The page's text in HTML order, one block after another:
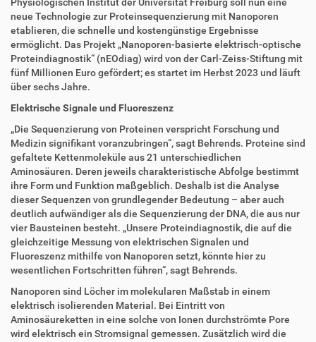
neue Technologie zur Proteinsequenzierung mit Nanoporen
etablieren, die schnelle und kostengünstige Ergebnisse
ermöglicht. Das Projekt „Nanoporen-basierte elektrisch-optische
Proteindiagnostik“ (nEOdiag) wird von der Carl-Zeiss-Stiftung mit
fünf Millionen Euro gefördert; es startet im Herbst 2023 und läuft
über sechs Jahre.
Elektrische Signale und Fluoreszenz
„Die Sequenzierung von Proteinen verspricht Forschung und
Medizin signifikant voranzubringen“, sagt Behrends. Proteine sind
gefaltete Kettenmoleküle aus 21 unterschiedlichen
Aminosäuren. Deren jeweils charakteristische Abfolge bestimmt
ihre Form und Funktion maßgeblich. Deshalb ist die Analyse
dieser Sequenzen von grundlegender Bedeutung – aber auch
deutlich aufwändiger als die Sequenzierung der DNA, die aus nur
vier Bausteinen besteht. „Unsere Proteindiagnostik, die auf die
gleichzeitige Messung von elektrischen Signalen und
Fluoreszenz mithilfe von Nanoporen setzt, könnte hier zu
wesentlichen Fortschritten führen“, sagt Behrends.
Nanoporen sind Löcher im molekularen Maßstab in einem
elektrisch isolierenden Material. Bei Eintritt von
Aminosäureketten in eine solche von Ionen durchströmte Pore
wird elektrisch ein Stromsignal gemessen. Zusätzlich wird die